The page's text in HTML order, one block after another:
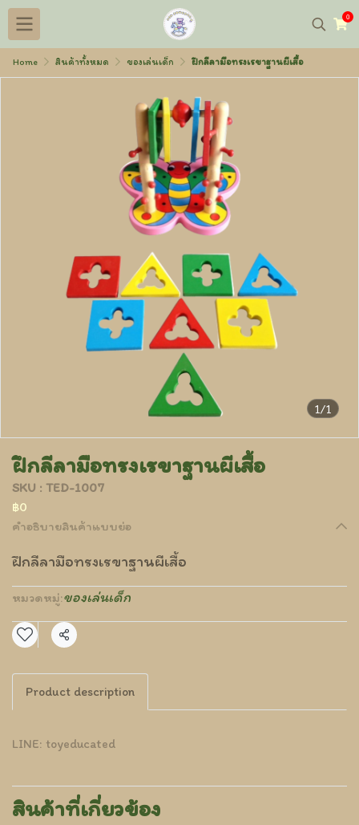
0
Home สินค้าทั้งหมด ของเล่นเด็ก ฝึกลีลามือทรงเรขาฐานผีเสื้อ
1/1
ฝึกลีลามือทรงเรขาฐานผีเสื้อ
SKU : TED-1007
฿0
คำอธิบายสินค้าแบบย่อ
ฝึกลีลามือทรงเรขาฐานผีเสื้อ
หมวดหมู่:ของเล่นเด็ก
แชร์
Product description
LINE: toyeducated
สินค้าที่เกี่ยวข้อง